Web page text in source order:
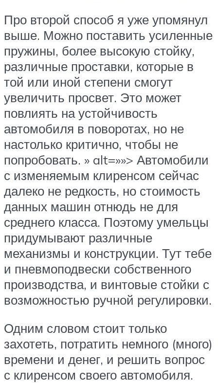
Про второй способ я уже упомянул
выше. Можно поставить усиленные
пружины, более высокую стойку,
различные проставки, которые в
той или иной степени смогут
увеличить просвет. Это может
повлиять на устойчивость
автомобиля в поворотах, но не
настолько критично, чтобы не
попробовать. » alt=»»> Автомобили
с изменяемым клиренсом сейчас
далеко не редкость, но стоимость
данных машин отнюдь не для
среднего класса. Поэтому умельцы
придумывают различные
механизмы и конструкции. Тут тебе
и пневмоподвески собственного
производства, и винтовые стойки с
возможностью ручной регулировки.
Одним словом стоит только
захотеть, потратить немного (много)
времени и денег, и решить вопрос
с клиренсом своего автомобиля.